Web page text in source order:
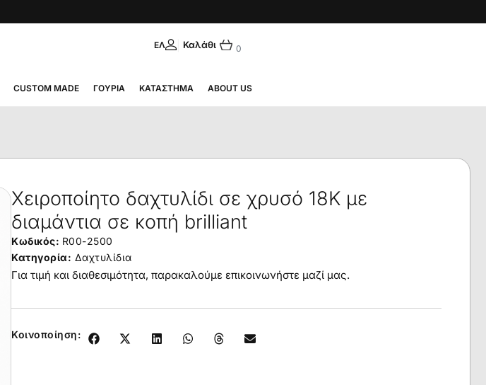
ΕΛΛΗΝΙΚΆ 0
CUSTOM MADE ΓΟΎΡΙΑ ΚΑΤΆΣΤΗΜΑ ABOUT US
Χειροποίητο δαχτυλίδι σε χρυσό 18K με
διαμάντια σε κοπή brilliant
Κωδικός: R00-2500
Κατηγορία: Δαχτυλίδια
Για τιμή και διαθεσιμότητα, παρακαλούμε επικοινωνήστε μαζί μας.
Κοινοποίηση: